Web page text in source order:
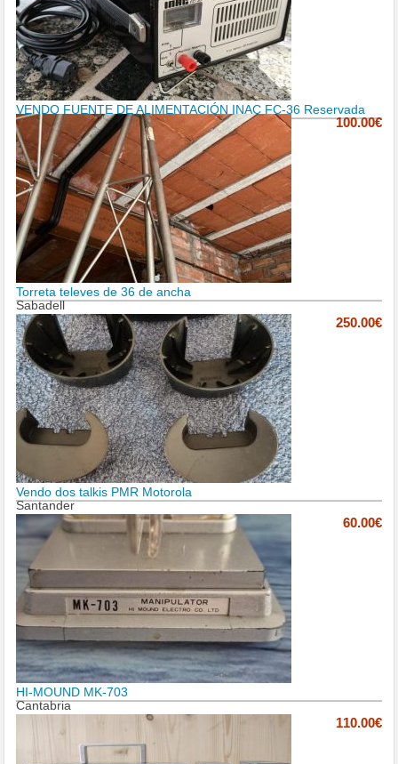
VENDO FUENTE DE ALIMENTACIÓN INAC FC-36 Reservada
100.00€
Torreta televes de 36 de ancha
Sabadell
250.00€
Vendo dos talkis PMR Motorola
Santander
60.00€
HI-MOUND MK-703
Cantabria
110.00€